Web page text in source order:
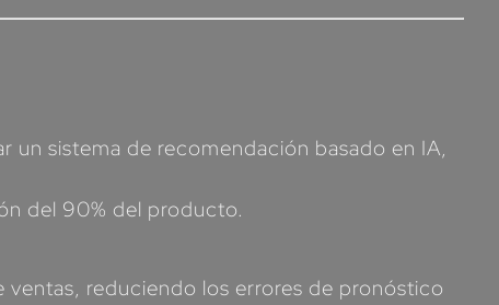
sistema de recomendación basado en IA,
del 90% del producto.
reduciendo los errores de pronóstico